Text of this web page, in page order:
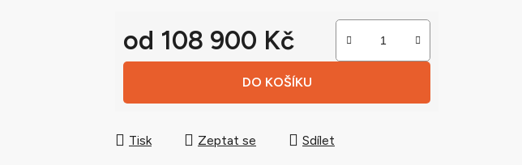
od 108 900 Kč
Měrná cena:
DO KOŠÍKU
Tisk Zeptat se Sdílet